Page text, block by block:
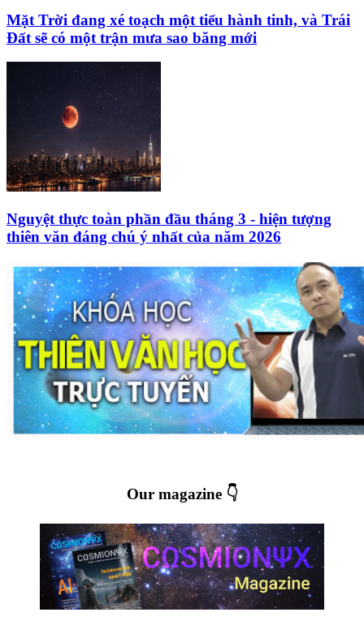
Mặt Trời đang xé toạch một tiểu hành tinh, và Trái
Đất sẽ có một trận mưa sao băng mới
Nguyệt thực toàn phần đầu tháng 3 - hiện tượng
thiên văn đáng chú ý nhất của năm 2026
Our magazine 👇